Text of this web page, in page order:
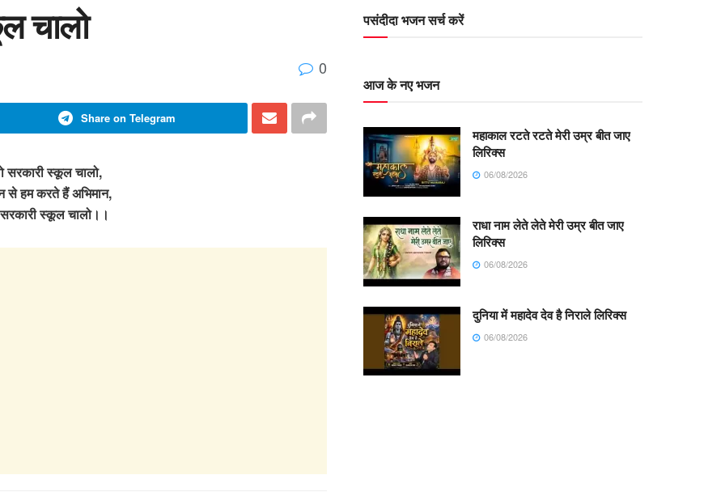
चालो
0
Share on Telegram
सरकारी स्कूल चालो,
से हम करते हैं अभिमान,
सरकारी स्कूल चालो।।
पसंदीदा भजन सर्च करें
आज के नए भजन
महाकाल रटते रटते मेरी उम्र बीत जाए
लिरिक्स
06/08/2026
राधा नाम लेते लेते मेरी उम्र बीत जाए
लिरिक्स
06/08/2026
दुनिया में महादेव देव है निराले लिरिक्स
06/08/2026